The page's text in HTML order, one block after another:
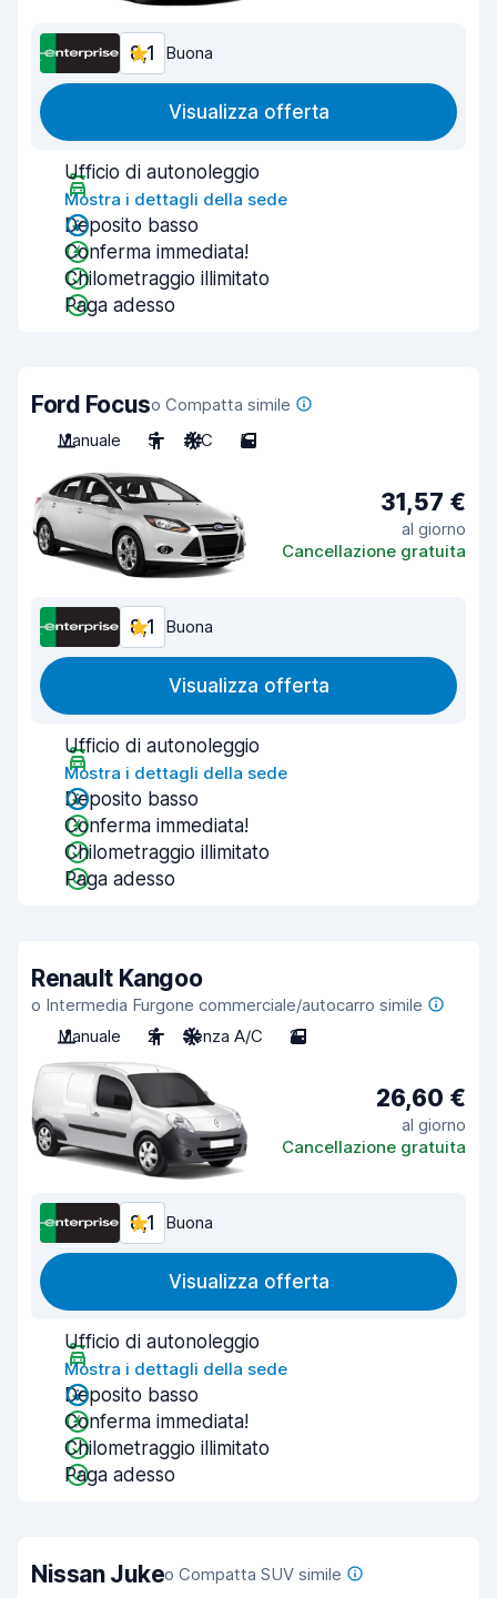
8,1 Buona
Visualizza offerta
Ufficio di autonoleggio
Mostra i dettagli della sede
Deposito basso
Conferma immediata!
Chilometraggio illimitato
Paga adesso
Ford Focuso Compatta simile
Manuale
5 A/C 5
31,57 €
al giorno
Cancellazione gratuita
8,1 Buona
Visualizza offerta
Ufficio di autonoleggio
Mostra i dettagli della sede
Deposito basso
Conferma immediata!
Chilometraggio illimitato
Paga adesso
Renault Kangoo
o Intermedia Furgone commerciale/autocarro simile
Manuale
2 Senza A/C 2
26,60 €
al giorno
Cancellazione gratuita
8,1 Buona
Visualizza offerta
Ufficio di autonoleggio
Mostra i dettagli della sede
Deposito basso
Conferma immediata!
Chilometraggio illimitato
Paga adesso
Nissan Jukeo Compatta SUV simile